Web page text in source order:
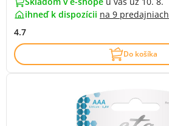
ihneď k dispozícii na 9 predajniach
4.7
Do košíka